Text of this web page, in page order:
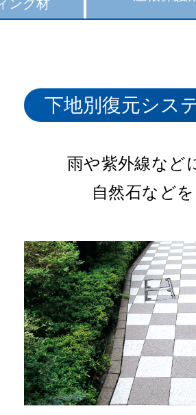
ング材
クリアーコーテ
あらゆる材質
汚れ防止・清掃
屋根保護材
屋上の保護
遮熱効果
結露防止塗料
珪藻
屋内外
立駐機タイヤ走
耐衝撃性・
当社
下地別復元シス
雨や紫外線など
自然石など